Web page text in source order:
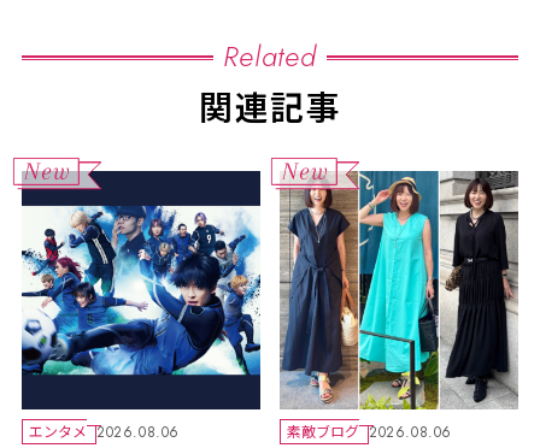
Related
関連記事
エンタメ 2026.08.06 素敵ブログ 2026.08.06